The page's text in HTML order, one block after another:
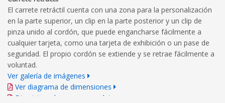
El carrete retráctil cuenta con una zona para la personalización
en la parte superior, un clip en la parte posterior y un clip de
pinza unido al cordón, que puede engancharse fácilmente a
cualquier tarjeta, como una tarjeta de exhibición o un pase de
seguridad. El propio cordón se extiende y se retrae fácilmente a
voluntad.
Ver galería de imágenes
Ver diagrama de dimensiones
Directrices de marca completas